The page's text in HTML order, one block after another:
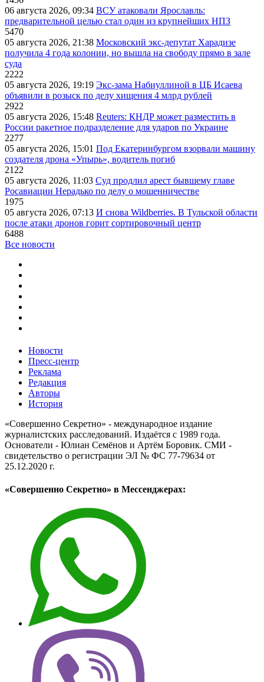
06 августа 2026, 09:34 ВСУ атаковали Ярославль:
предварительной целью стал один из крупнейших НПЗ
5470
05 августа 2026, 21:38 Московский экс-депутат Харадизе
получила 4 года колонии, но вышла на свободу прямо в зале
суда
2222
05 августа 2026, 19:19 Экс-зама Набиуллиной в ЦБ Исаева
объявили в розыск по делу хищения 4 млрд рублей
2922
05 августа 2026, 15:48 Reuters: КНДР может разместить в
России ракетное подразделение для ударов по Украине
2277
05 августа 2026, 15:01 Под Екатеринбургом взорвали машину
создателя дрона «Упырь», водитель погиб
2122
05 августа 2026, 11:03 Суд продлил арест бывшему главе
Росавиации Нерадько по делу о мошенничестве
1975
05 августа 2026, 07:13 И снова Wildberries. В Тульской области
после атаки дронов горит сортировочный центр
6488
Все новости
Новости
Пресс-центр
Реклама
Редакция
Авторы
История
«Совершенно Секретно» - международное издание
журналистских расследований. Издаётся с 1989 года.
Основатели - Юлиан Семёнов и Артём Боровик. CМИ -
свидетельство о регистрации ЭЛ № ФС 77-79634 от
25.12.2020 г.
«Совершенно Секретно» в Мессенджерах: